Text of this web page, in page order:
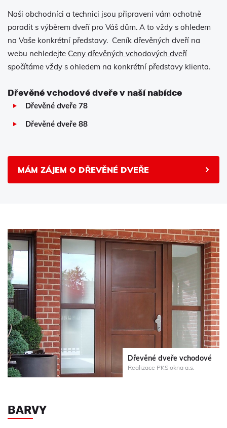
Naši obchodníci a technici jsou připraveni vám ochotně
poradit s výběrem dveří pro Váš dům. A to vždy s ohledem
na Vaše konkrétní představy. Ceník dřevěných dveří na
webu nehledejte Ceny dřevěných vchodových dveří
spočítáme vždy s ohledem na konkrétní představy klienta.
Dřevěné vchodové dveře v naší nabídce
Dřevěné dveře 78
Dřevěné dveře 88
MÁM ZÁJEM O DŘEVĚNÉ DVEŘE
Dřevěné dveře vchodové
Realizace PKS okna a.s.
BARVY